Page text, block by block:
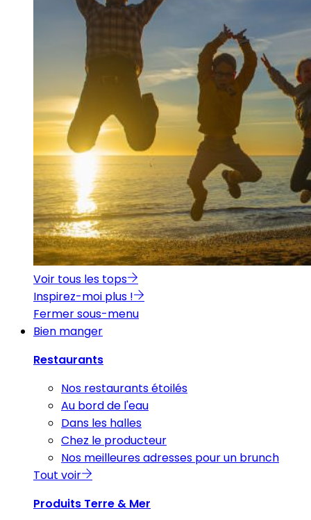
Voir tous les tops
Inspirez-moi plus !
Fermer sous-menu
Bien manger
Restaurants
Nos restaurants étoilés
Au bord de l'eau
Dans les halles
Chez le producteur
Nos meilleures adresses pour un brunch
Tout voir
Produits Terre & Mer